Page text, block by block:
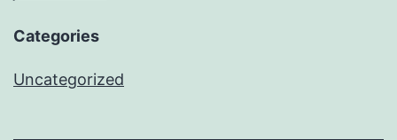
Categories
Uncategorized